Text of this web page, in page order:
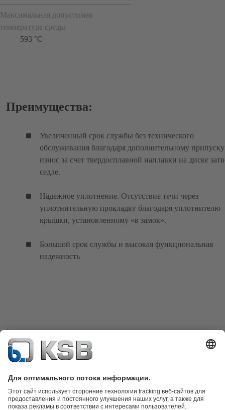
Максимальная допустимая
температура среды
593 °C
Преимущества:
Увеличенный срок службы без технического
обслуживания благодаря дополнительному
износ за счет твердосплавной наплавки на диске
седле.
Надежное уплотнение. Отсутствие течи через
уплотнительную прокладку благодаря уплотнителю
крышки, установленному «в замок».
Большой срок службы и высокая функциональная
надежность